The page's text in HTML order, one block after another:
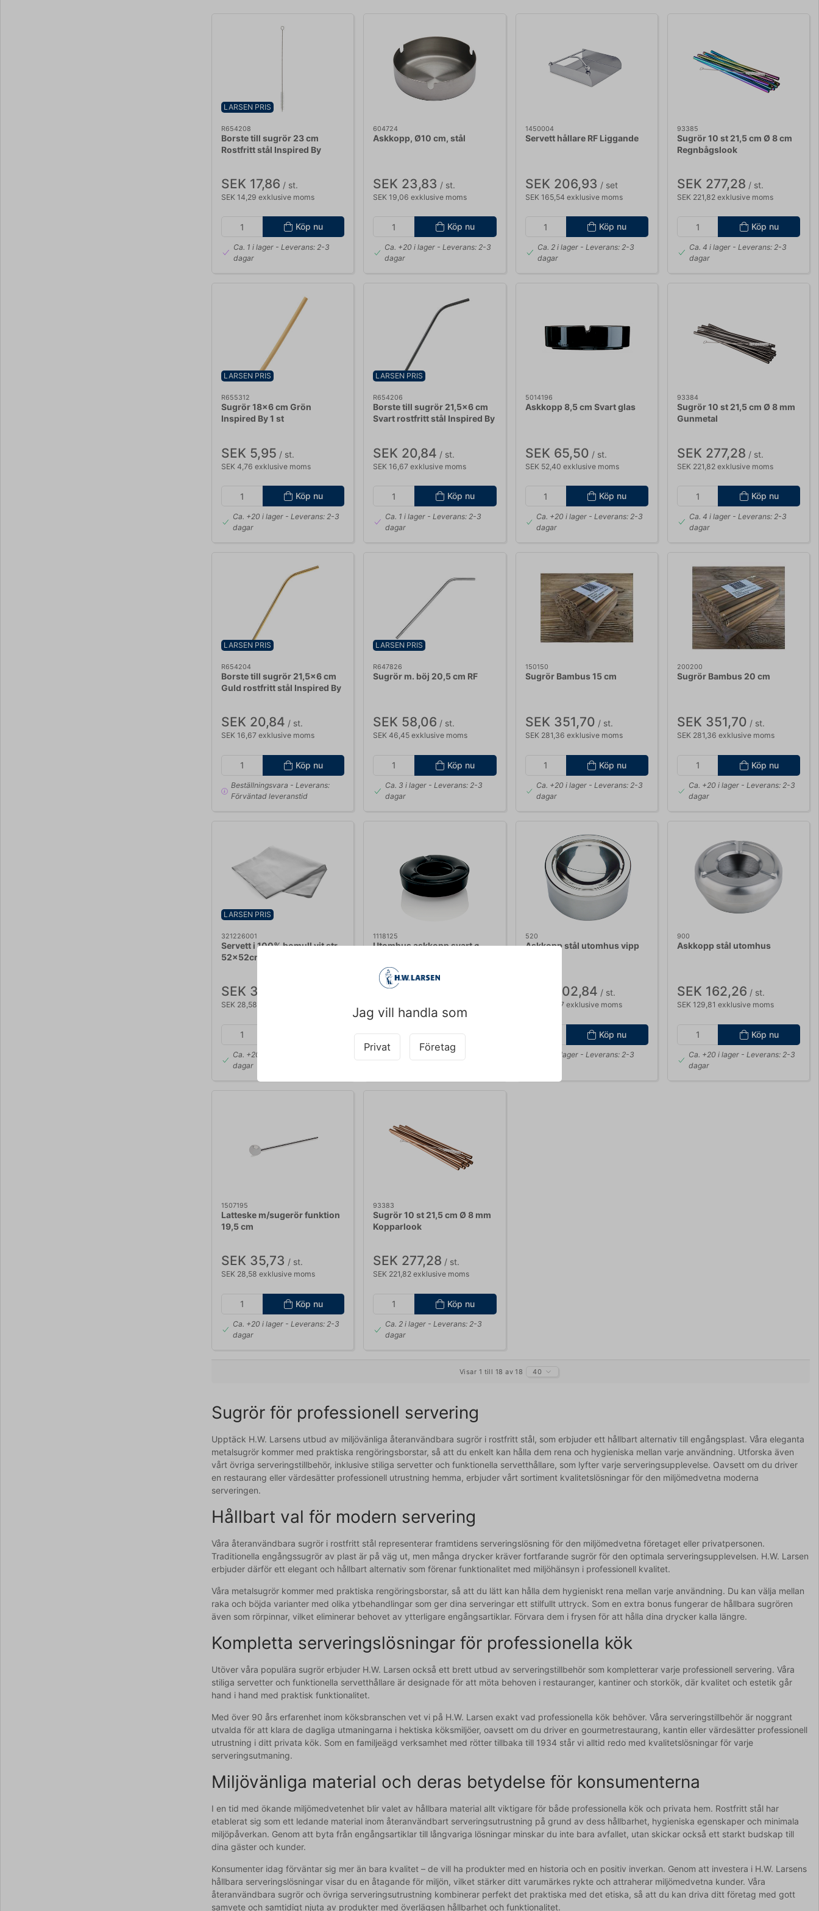
Jag vill handla som
Privat Företag
LARSEN PRIS
R654208
Borste till sugrör 23 cm
Rostfritt stål Inspired By
SEK 17,86 / st.
SEK 14,29 exklusive moms
Köp nu
Ca. 1 i lager - Leverans: 2-3
dagar
604724
Askkopp, Ø10 cm, stål
SEK 23,83 / st.
SEK 19,06 exklusive moms
Köp nu
Ca. +20 i lager - Leverans: 2-3
dagar
1450004
Servett hållare RF Liggande
SEK 206,93 / set
SEK 165,54 exklusive moms
Köp nu
Ca. 2 i lager- Leverans: 2-3
dagar
93385
Sugrör 10 st 21,5 cm Ø 8 cm
Regnbågslook
SEK 277,28 / st.
SEK 221,82 exklusive moms
Köp nu
Ca. 4 i lager- Leverans: 2-3
dagar
LARSEN PRIS
R655312
Sugrör 18x6 cm Grön
Inspired By 1 st
SEK 5,95 / st.
SEK 4,76 exklusive moms
Köp nu
Ca. +20 i lager - Leverans: 2-3
dagar
LARSEN PRIS
R654206
Borste till sugrör 21,5x6 cm
Svart rostfritt stål Inspired By
SEK 20,84 / st.
SEK 16,67 exklusive moms
Köp nu
Ca. 1 i lager - Leverans: 2-3
dagar
5014196
Askkopp 8,5 cm Svart glas
SEK 65,50 / st.
SEK 52,40 exklusive moms
Köp nu
Ca. +20 i lager - Leverans: 2-3
dagar
93384
Sugrör 10 st 21,5 cm Ø 8 mm
Gunmetal
SEK 277,28 / st.
SEK 221,82 exklusive moms
Köp nu
Ca. 4 i lager- Leverans: 2-3
dagar
LARSEN PRIS
R654204
Borste till sugrör 21,5x6 cm
Guld rostfritt stål Inspired By
SEK 20,84 / st.
SEK 16,67 exklusive moms
Köp nu
Beställningsvara - Leverans:
Förväntad leveranstid
LARSEN PRIS
R647826
Sugrör m. böj 20,5 cm RF
SEK 58,06 / st.
SEK 46,45 exklusive moms
Köp nu
Ca. 3 i lager - Leverans: 2-3
dagar
150150
Sugrör Bambus 15 cm
SEK 351,70 / st.
SEK 281,36 exklusive moms
Köp nu
Ca. +20 i lager - Leverans: 2-3
dagar
200200
Sugrör Bambus 20 cm
SEK 351,70 / st.
SEK 281,36 exklusive moms
Köp nu
Ca. +20 i lager- Leverans: 2-3
dagar
LARSEN PRIS
321226001
Servett i 100% bomull vit str
52x52cm
SEK 35,73
SEK 28,58 exklusive moms
Ca. +20 i lager
dagar
1118125
Utomhus askkopp svart ø
SEK 38,70
Köp nu
- Leverans: 2-3
520
Askkopp stål utomhus vipp
SEK 202,84 / st.
SEK 162,27 exklusive moms
Köp nu
Ca. 6 i lager - Leverans: 2-3
900
Askkopp stål utomhus
SEK 162,26 / st.
SEK 129,81 exklusive moms
Köp nu
Ca. +20 i lager- Leverans: 2-3
dagar
1507195
Latteske m/sugerör funktion
19,5 cm
SEK 35,73 / st.
SEK 28,58 exklusive moms
Köp nu
Ca. +20 i lager - Leverans: 2-3
dagar
93383
Sugrör 10 st 21,5 cm Ø 8 mm
Kopparlook
SEK 277,28 / st.
SEK 221,82 exklusive moms
Köp nu
Ca. 2 i lager - Leverans: 2-3
dagar
Visar 1 till 18 av 18 40
Sugrör för professionell servering
Upptäck H.W. Larsens utbud av miljövänliga återanvändbara sugrör i rostfritt stål, som erbjuder ett hållbart alternativ till engångsplast. Våra eleganta
metalsugrör kommer med praktiska rengöringsborstar, så att du enkelt kan hålla dem rena och hygieniska mellan varje användning. Utforska även
vårt övriga serveringstillbehör, inklusive stiliga servetter och funktionella servetthållare, som lyfter varje serveringsupplevelse. Oavsett om du driver
en restaurang eller värdesätter professionell utrustning hemma, erbjuder vårt sortiment kvalitetslösningar för den miljömedvetna moderna
serveringen.
Hållbart val för modern servering
Våra återanvändbara sugrör i rostfritt stål representerar framtidens serveringslösning för den miljömedvetna företaget eller privatpersonen.
Traditionella engångssugrör av plast är på väg ut, men många drycker kräver fortfarande sugrör för den optimala serveringsupplevelsen. H.W. Larsen
erbjuder därför ett elegant och hållbart alternativ som förenar funktionalitet med miljöhänsyn i professionell kvalitet.
Våra metalsugrör kommer med praktiska rengöringsborstar, så att du lätt kan hålla dem hygieniskt rena mellan varje användning. Du kan välja mellan
raka och böjda varianter med olika ytbehandlingar som ger dina serveringar ett stilfullt uttryck. Som en extra bonus fungerar de hållbara sugrören
även som rörpinnar, vilket eliminerar behovet av ytterligare engångsartiklar. Förvara dem i frysen för att hålla dina drycker kalla längre.
Kompletta serveringslösningar för professionella kök
Utöver våra populära sugrör erbjuder H.W. Larsen också ett brett utbud av serveringstillbehör som kompletterar varje professionell servering. Våra
stiliga servetter och funktionella servetthållare är designade för att möta behoven i restauranger, kantiner och storkök, där kvalitet och estetik går
hand i hand med praktisk funktionalitet.
Med över 90 års erfarenhet inom köksbranschen vet vi på H.W. Larsen exakt vad professionella kök behöver. Våra serveringstillbehör är noggrant
utvalda för att klara de dagliga utmaningarna i hektiska köksmiljöer, oavsett om du driver en gourmetrestaurang, kantin eller värdesätter professionell
utrustning i ditt privata kök. Som en familjeägd verksamhet med rötter tillbaka till 1934 står vi alltid redo med kvalitetslösningar för varje
serveringsutmaning.
Miljövänliga material och deras betydelse för konsumenterna
I en tid med ökande miljömedvetenhet blir valet av hållbara material allt viktigare för både professionella kök och privata hem. Rostfritt stål har
etablerat sig som ett ledande material inom återanvändbart serveringsutrustning på grund av dess hållbarhet, hygieniska egenskaper och minimala
miljöpåverkan. Genom att byta från engångsartiklar till långvariga lösningar minskar du inte bara avfallet, utan skickar också ett starkt budskap till
dina gäster och kunder.
Konsumenter idag förväntar sig mer än bara kvalitet – de vill ha produkter med en historia och en positiv inverkan. Genom att investera i H.W. Larsens
hållbara serveringslösningar visar du en åtagande för miljön, vilket stärker ditt varumärkes rykte och attraherar miljömedvetna kunder. Våra
återanvändbara sugrör och övriga serveringsutrustning kombinerar perfekt det praktiska med det etiska, så att du kan driva ditt företag med gott
samvete och samtidigt njuta av produkter med överlägsen hållbarhet och funktionalitet.